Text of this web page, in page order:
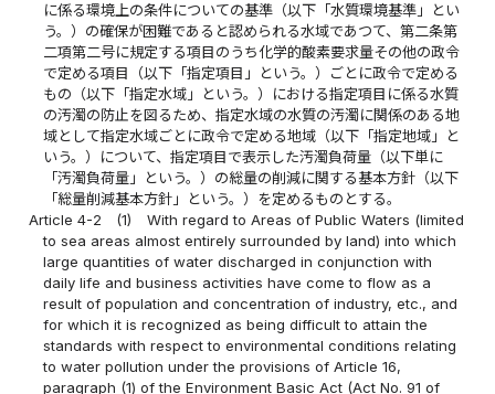
に係る環境上の条件についての基準（以下「水質環境基準」とい
う。）の確保が困難であると認められる水域であつて、第二条第
二項第二号に規定する項目のうち化学的酸素要求量その他の政令
で定める項目（以下「指定項目」という。）ごとに政令で定める
もの（以下「指定水域」という。）における指定項目に係る水質
の汚濁の防止を図るため、指定水域の水質の汚濁に関係のある地
域として指定水域ごとに政令で定める地域（以下「指定地域」と
いう。）について、指定項目で表示した汚濁負荷量（以下単に
「汚濁負荷量」という。）の総量の削減に関する基本方針（以下
「総量削減基本方針」という。）を定めるものとする。
Article 4-2
(1)
With regard to Areas of Public Waters (limited
to sea areas almost entirely surrounded by land) into which
large quantities of water discharged in conjunction with
daily life and business activities have come to flow as a
result of population and concentration of industry, etc., and
for which it is recognized as being difficult to attain the
standards with respect to environmental conditions relating
to water pollution under the provisions of Article 16,
paragraph (1) of the Environment Basic Act (Act No. 91 of